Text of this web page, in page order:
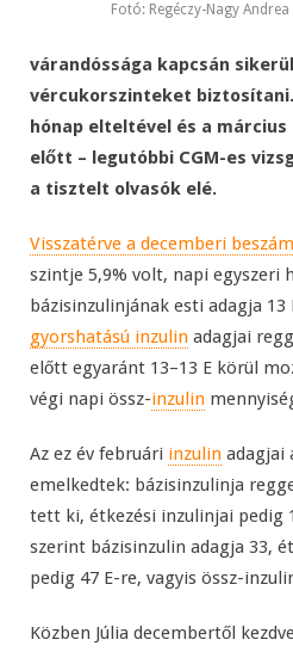
Fotó: Regéczy-Nagy Andrea
várandóssága kapcsán
vércukorszinteket
hónap elteltével és a
előtt – legutóbbi CGM-es
a tisztelt olvasók elé.
Visszatérve a decemberi
szintje 5,9% volt, napi egyszeri
bázisinzulinjának esti adagja 13
gyorshatású inzulin adagjai
előtt egyaránt 13–13 E körül
végi napi össz-inzulin
Az ez év februári inzulin adagjai
emelkedtek: bázisinzulinja
tett ki, étkezési inzulinjai pedig
szerint bázisinzulin adagja 33,
pedig 47 E-re, vagyis össz-
Közben Júlia decembertől